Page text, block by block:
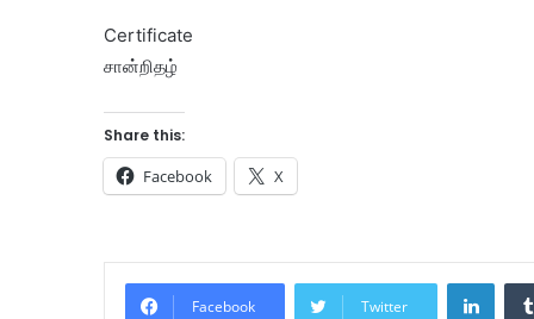
Certificate
சான்றிதழ்
Share this:
Facebook X
Facebook Twitter